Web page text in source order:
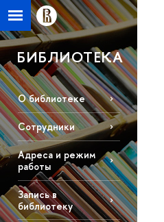
БИБЛИОТЕКА
О библиотеке
Сотрудники
Адреса и режим
работы
Запись в
библиотеку